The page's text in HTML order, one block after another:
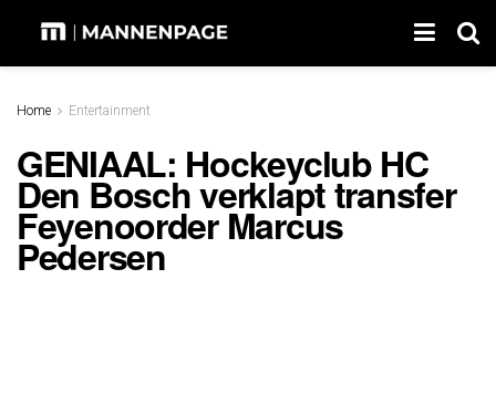
Home Entertainment
GENIAAL: Hockeyclub HC
Den Bosch verklapt transfer
Feyenoorder Marcus
Pedersen